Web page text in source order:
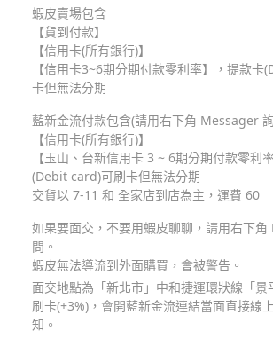
蝦皮賣場包含
【貨到付款】
【信用卡(所有銀行)】
【信用卡3~6期分期付款零利率】，提款
卡但無法分期
藍新金流付款包含(請用右下角 Messager
【信用卡(所有銀行)】
【玉山、台新信用卡 3 ~ 6期分期付款零利
(Debit card)可刷卡但無法分期
交貨以 7-11 和 全家店到店為主，運費 60
如果要面交，不要用蝦皮聊聊，請用右下
問。
蝦皮無法導流到外面購買，會被警告。
面交地點為「新北市」中和捷運環狀線「景
刷卡(+3%)，會開藍新金流連結當面直接線
知。